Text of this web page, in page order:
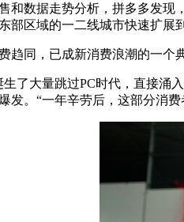
和数据走势分析，拼多多发现
部区域的一二线城市快速扩
趋同，已成新消费浪潮的一个
生了大量跳过PC时代，直接涌
发。“一年辛劳后，这部分消